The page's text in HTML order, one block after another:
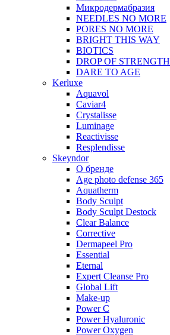
Микродермабразия
NEEDLES NO MORE
PORES NO MORE
BRIGHT THIS WAY
BIOTICS
DROP OF STRENGTH
DARE TO AGE
Kerluxe
Aquavol
Caviar4
Crystalisse
Luminage
Reactivisse
Resplendisse
Skeyndor
О бренде
Age photo defense 365
Aquatherm
Body Sculpt
Body Sculpt Destock
Clear Balance
Corrective
Dermapeel Pro
Essential
Eternal
Expert Cleanse Pro
Global Lift
Make-up
Power C
Power Hyaluronic
Power Oxygen